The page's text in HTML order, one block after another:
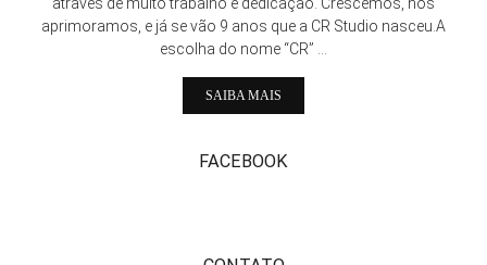
aprimoramos, e já se vão 9 anos que a CR Studio nasceu.A
escolha do nome “CR” ...
SAIBA MAIS
FACEBOOK